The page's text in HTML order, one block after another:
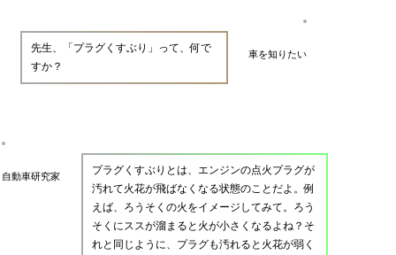
車を知りたい
先生、「プラグくすぶり」って、何で
すか？
自動車研究家
プラグくすぶりとは、エンジンの点火プラグが
汚れて火花が飛ばなくなる状態のことだよ。例
えば、ろうそくの火をイメージしてみて。ろう
そくにススが溜まると火が小さくなるよね？そ
れと同じように、プラグも汚れると火花が弱く